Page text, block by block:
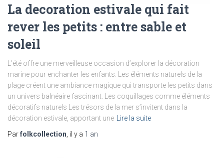
La decoration estivale qui fait
rever les petits : entre sable et
soleil
L’été offre une merveilleuse occasion d’explorer la décoration
marine pour enchanter les enfants. Les éléments naturels de la
plage créent une ambiance magique qui transporte les petits dans
un univers balnéaire fascinant. Les coquillages comme éléments
décoratifs naturels Les trésors de la mer s’invitent dans la
décoration estivale, apportant une Lire la suite
Parfolkcollection , il y a 1 an